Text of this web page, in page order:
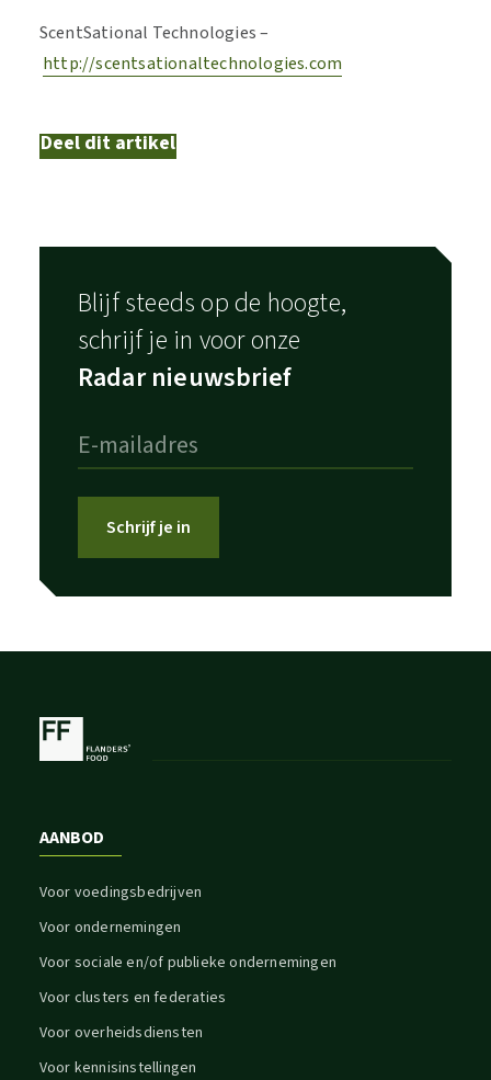
ScentSational Technologies –
http://scentsationaltechnologies.com
Deel dit artikel
Blijf steeds op de hoogte,
schrijf je in voor onze
Radar nieuwsbrief
Schrijf je in
AANBOD
Voor voedingsbedrijven
Voor ondernemingen
Voor sociale en/of publieke ondernemingen
Voor clusters en federaties
Voor overheidsdiensten
Voor kennisinstellingen